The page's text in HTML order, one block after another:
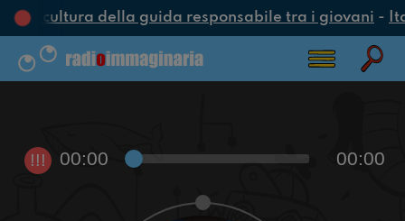
una cultura della guida responsabile tra i giovani-
!!! 00:00 00:00